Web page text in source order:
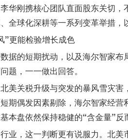
华刚携核心团队直面股东关切
全球化深耕等一系列变革举措
”更能检验增长成色
据的短期扰动，以及海尔智家
题，一一做出回答。
美关税升级与突发的暴风雪灾
期偶发因素剔除，海尔智家经
本盘依然保持稳健的“含金量”反
业，这一判断更有说服力。北